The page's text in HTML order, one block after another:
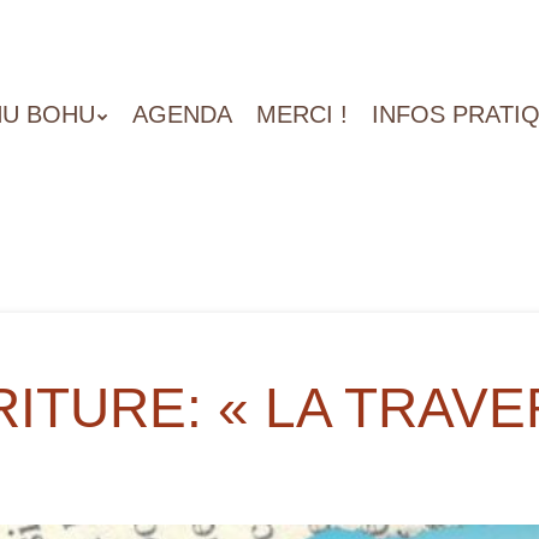
BOHU AGENDA MERCI ! INFOS
« LA